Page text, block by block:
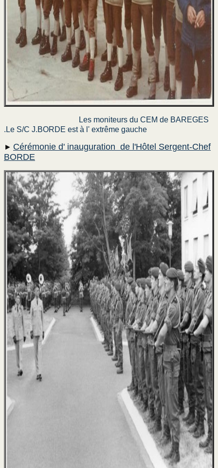
Les moniteurs du CEM de BAREGES
.Le S/C J.BORDE est à l' extrême gauche
► Cérémonie d' inauguration de l'Hôtel Sergent-Chef
BORDE